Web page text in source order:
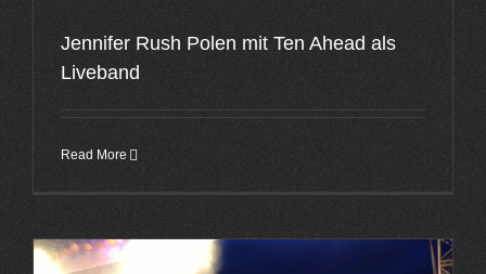
Jennifer Rush Polen mit Ten Ahead als
Liveband
Read More